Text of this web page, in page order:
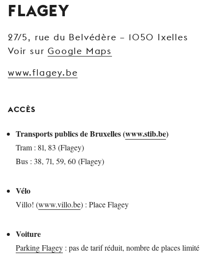
LA
FLAGEY
27/5, rue du Belvédère – 1050 Ixelles
Voir surGoogle Maps
www.flagey.be
ACCÈS
Transports publics de Bruxelles (www.stib.be)
Tram : 81, 83 (Flagey)
Bus : 38, 71, 59, 60 (Flagey)
Vélo
Villo! (www.villo.be) : Place Flagey
Voiture
Parking Flagey : pas de tarif réduit, nombre de places limité